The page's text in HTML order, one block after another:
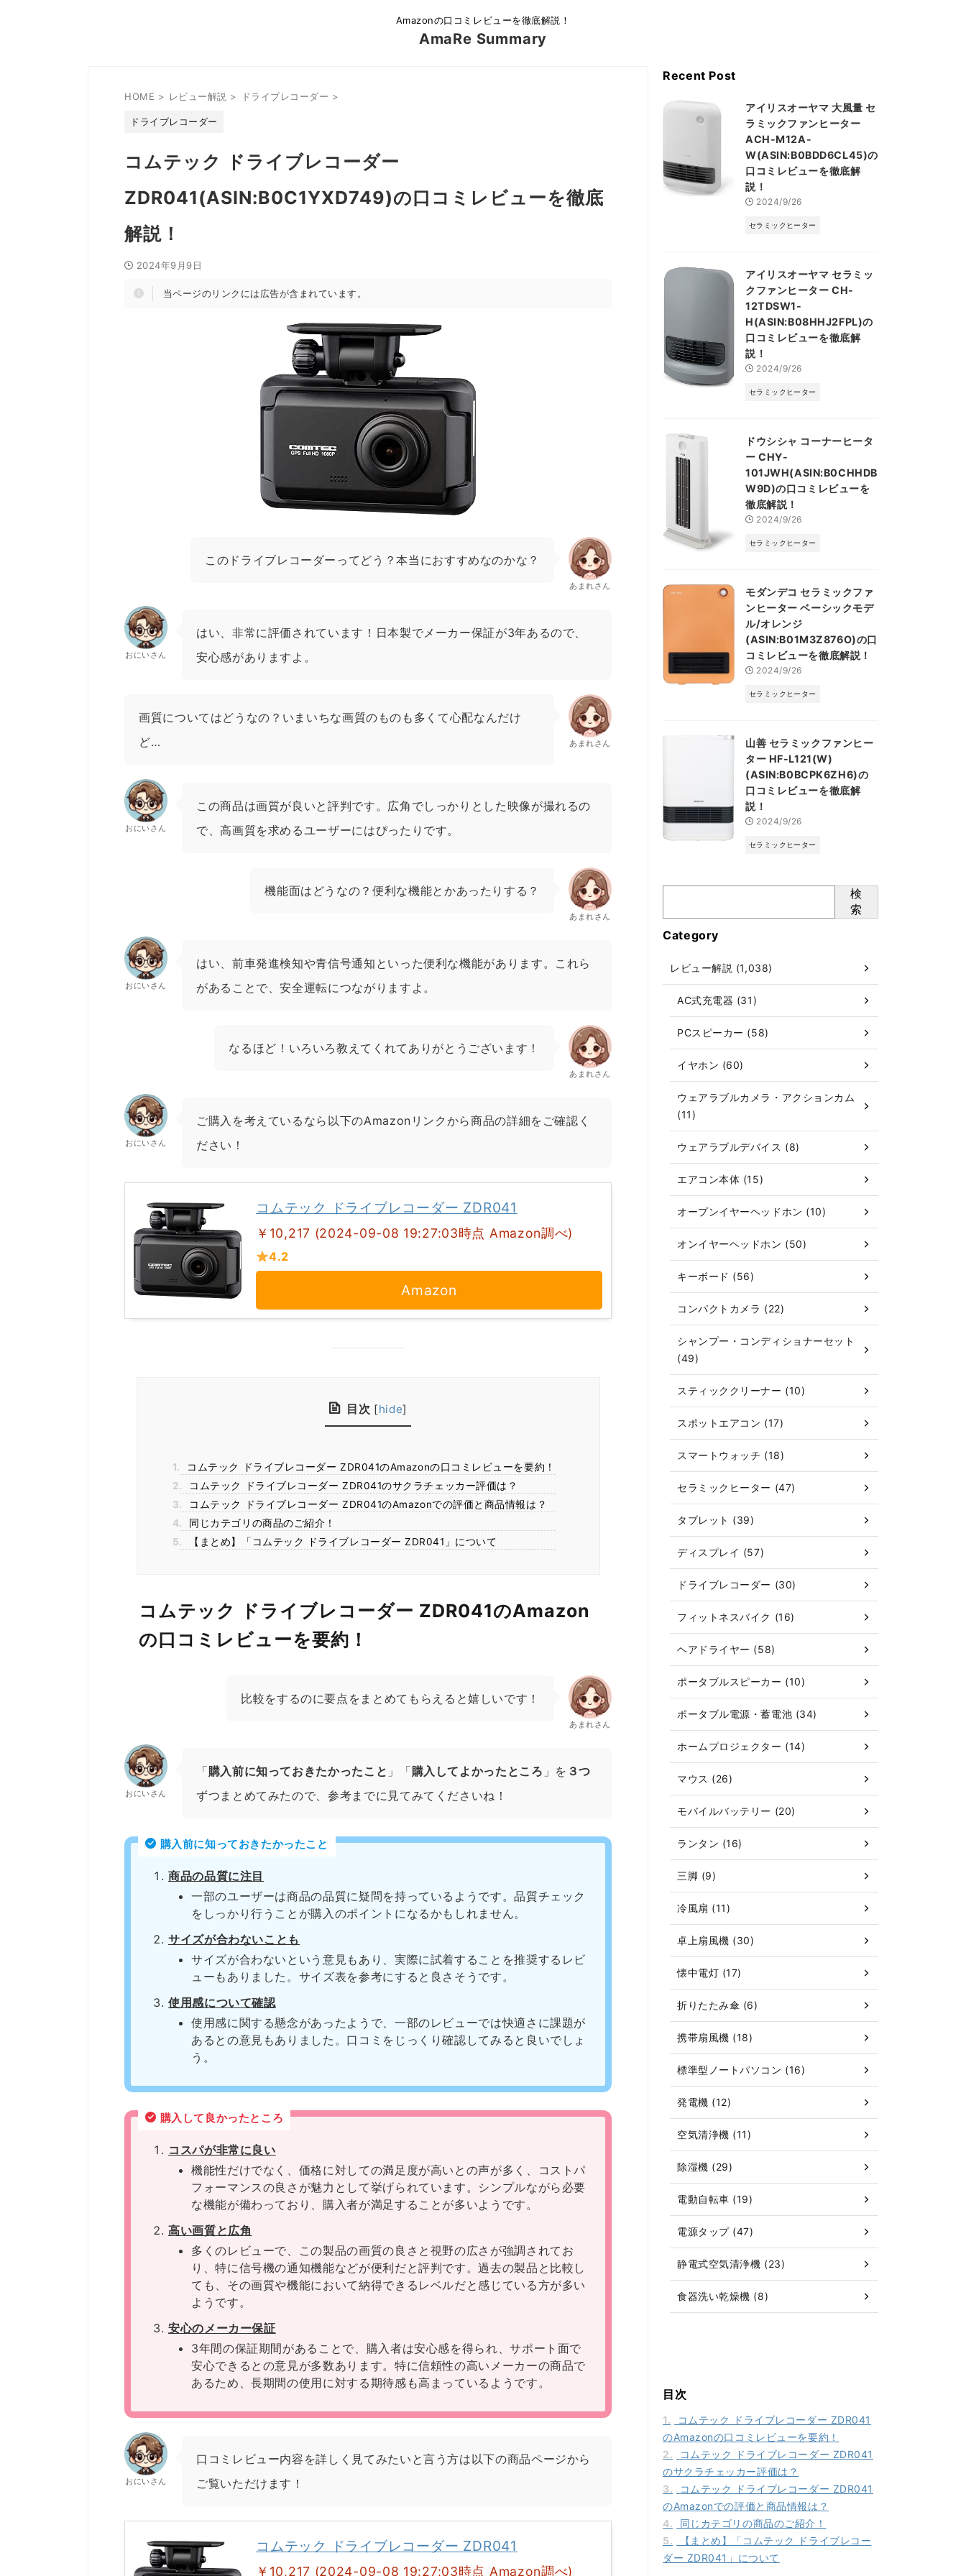
Amazonの口コミレビューを徹底解説！
AmaRe Summary
HOME > レビュー解説 > ドライブレコーダー >
ドライブレコーダー
コムテック ドライブレコーダー
ZDR041(ASIN:B0C1YXD749)の口コミレビューを徹底
解説！
2024年9月9日
当ページのリンクには広告が含まれています。
このドライブレコーダーってどう？本当におすすめなのかな？
あまれさん
おにいさん
はい、非常に評価されています！日本製でメーカー保証が3年あるので、
安心感がありますよ。
画質についてはどうなの？いまいちな画質のものも多くて心配なんだけ
ど…
あまれさん
おにいさん
この商品は画質が良いと評判です。広角でしっかりとした映像が撮れるの
で、高画質を求めるユーザーにはぴったりです。
機能面はどうなの？便利な機能とかあったりする？
あまれさん
おにいさん
はい、前車発進検知や青信号通知といった便利な機能があります。これら
があることで、安全運転につながりますよ。
なるほど！いろいろ教えてくれてありがとうございます！
あまれさん
おにいさん
ご購入を考えているなら以下のAmazonリンクから商品の詳細をご確認く
ださい！
コムテック ドライブレコーダー ZDR041
￥10,217 (2024-09-08 19:27:03時点 Amazon調べ)
4.2
Amazon
目次 [hide]
1.
コムテック ドライブレコーダー ZDR041のAmazonの口コミレビューを要約！
2.
コムテック ドライブレコーダー ZDR041のサクラチェッカー評価は？
3.
コムテック ドライブレコーダー ZDR041のAmazonでの評価と商品情報は？
4.
同じカテゴリの商品のご紹介！
5.
【まとめ】「コムテック ドライブレコーダー ZDR041」について
コムテック ドライブレコーダー ZDR041のAmazon
の口コミレビューを要約！
比較をするのに要点をまとめてもらえると嬉しいです！
あまれさん
おにいさん
「購入前に知っておきたかったこと 」「購入してよかったところ 」を ３つ
ずつまとめてみたので、参考までに見てみてくださいね！
購入前に知っておきたかったこと
商品の品質に注目
一部のユーザーは商品の品質に疑問を持っているようです。品質チェック
をしっかり行うことが購入のポイントになるかもしれません。
サイズが合わないことも
サイズが合わないという意見もあり、実際に試着することを推奨するレビ
ューもありました。サイズ表を参考にすると良さそうです。
使用感について確認
使用感に関する懸念があったようで、一部のレビューでは快適さに課題が
あるとの意見もありました。口コミをじっくり確認してみると良いでしょ
う。
購入して良かったところ
コスパが非常に良い
機能性だけでなく、価格に対しての満足度が高いとの声が多く、コストパ
フォーマンスの良さが魅力として挙げられています。シンプルながら必要
な機能が備わっており、購入者が満足することが多いようです。
高い画質と広角
多くのレビューで、この製品の画質の良さと視野の広さが強調されてお
り、特に信号機の通知機能などが便利だと評判です。過去の製品と比較し
ても、その画質や機能において納得できるレベルだと感じている方が多い
ようです。
安心のメーカー保証
3年間の保証期間があることで、購入者は安心感を得られ、サポート面で
安心できるとの意見が多数あります。特に信頼性の高いメーカーの商品で
あるため、長期間の使用に対する期待感も高まっているようです。
おにいさん
口コミレビュー内容を詳しく見てみたいと言う方は以下の商品ページから
ご覧いただけます！
コムテック ドライブレコーダー ZDR041
￥10,217 (2024-09-08 19:27:03時点 Amazon調べ)
Recent Post
アイリスオーヤマ 大風量 セ
ラミックファンヒーター
ACH-M12A-
W(ASIN:B0BDD6CL45)の
口コミレビューを徹底解
説！
2024/9/26
セラミックヒーター
アイリスオーヤマ セラミッ
クファンヒーター CH-
12TDSW1-
H(ASIN:B08HHJ2FPL)の
口コミレビューを徹底解
説！
2024/9/26
セラミックヒーター
ドウシシャ コーナーヒータ
ー CHY-
101JWH(ASIN:B0CHHDB
W9D)の口コミレビューを
徹底解説！
2024/9/26
セラミックヒーター
モダンデコ セラミックファ
ンヒーター ベーシックモデ
ル/オレンジ
(ASIN:B01M3Z876O)の口
コミレビューを徹底解説！
2024/9/26
セラミックヒーター
山善 セラミックファンヒー
ター HF-L121(W)
(ASIN:B0BCPK6ZH6)の
口コミレビューを徹底解
説！
2024/9/26
セラミックヒーター
検
索
Category
レビュー解説 (1,038)
AC式充電器 (31)
PCスピーカー (58)
イヤホン (60)
ウェアラブルカメラ・アクションカム
(11)
ウェアラブルデバイス (8)
エアコン本体 (15)
オープンイヤーヘッドホン (10)
オンイヤーヘッドホン (50)
キーボード (56)
コンパクトカメラ (22)
シャンプー・コンディショナーセット
(49)
スティッククリーナー (10)
スポットエアコン (17)
スマートウォッチ (18)
セラミックヒーター (47)
タブレット (39)
ディスプレイ (57)
ドライブレコーダー (30)
フィットネスバイク (16)
ヘアドライヤー (58)
ポータブルスピーカー (10)
ポータブル電源・蓄電池 (34)
ホームプロジェクター (14)
マウス (26)
モバイルバッテリー (20)
ランタン (16)
三脚 (9)
冷風扇 (11)
卓上扇風機 (30)
懐中電灯 (17)
折りたたみ傘 (6)
携帯扇風機 (18)
標準型ノートパソコン (16)
発電機 (12)
空気清浄機 (11)
除湿機 (29)
電動自転車 (19)
電源タップ (47)
静電式空気清浄機 (23)
食器洗い乾燥機 (8)
目次
1.
コムテック ドライブレコーダー ZDR041
のAmazonの口コミレビューを要約！
2.
コムテック ドライブレコーダー ZDR041
のサクラチェッカー評価は？
3.
コムテック ドライブレコーダー ZDR041
のAmazonでの評価と商品情報は？
4.
同じカテゴリの商品のご紹介！
5.
【まとめ】「コムテック ドライブレコー
ダー ZDR041」について